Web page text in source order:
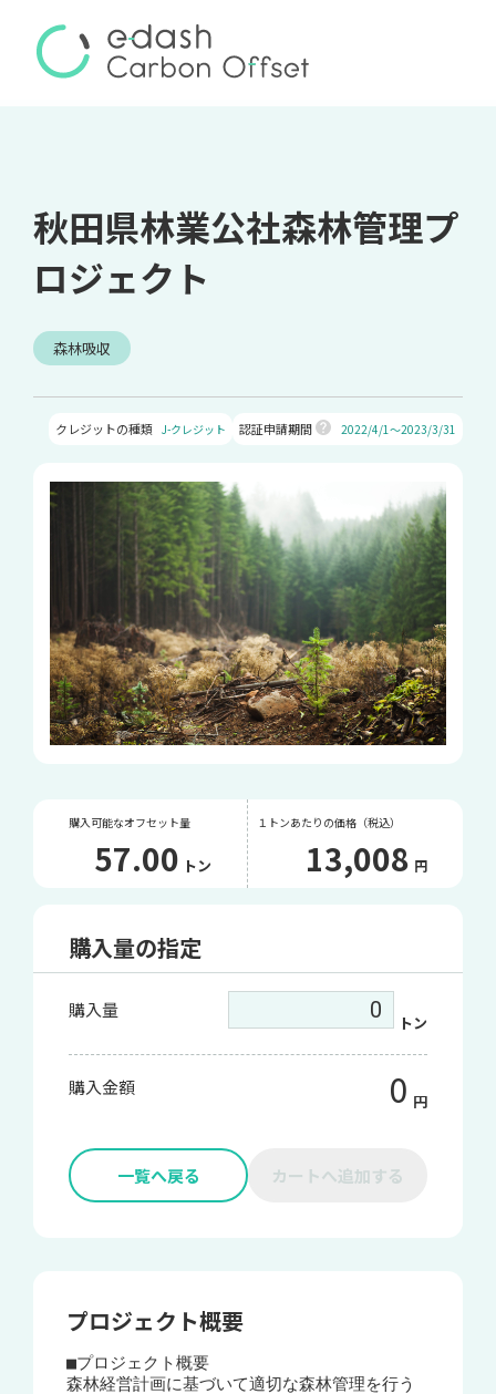
秋田県林業公社森林管理プ
ロジェクト
森林吸収
クレジットの種類 J-クレジット 認証申請期間 2022/4/1～2023/3/31
購入可能なオフセット量
57.00 トン
１トンあたりの価格（税込）
13,008 円
購入量の指定
購入量
トン
購入金額 0 円
一覧へ戻る カートへ追加する
プロジェクト概要
■プロジェクト概要
森林経営計画に基づいて適切な森林管理を行う